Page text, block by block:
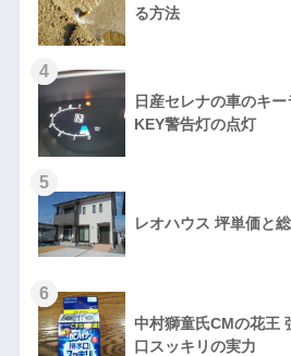
る方法
4
日産セレナの車のキ
KEY警告灯の点灯
5
レオハウス 坪単価と
6
中村獅童氏CMの花王
口スッキリの実力